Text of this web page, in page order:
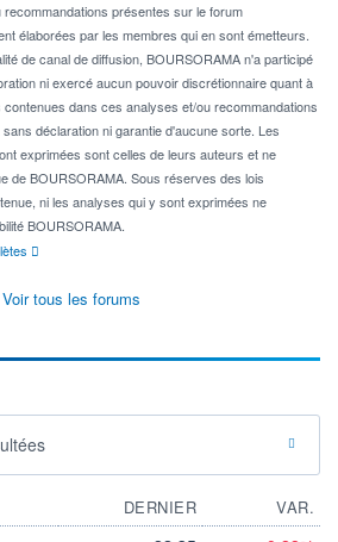
présentes sur le forum
élaborées par les membres qui en sont émetteurs.
de canal de diffusion, BOURSORAMA n'a participé
ni exercé aucun pouvoir discrétionnaire quant à
dans ces analyses et/ou recommandations
déclaration ni garantie d'aucune sorte. Les
exprimées sont celles de leurs auteurs et ne
de BOURSORAMA. Sous réserves des lois
ni les analyses qui y sont exprimées ne
BOURSORAMA.
Voir tous les forums
DERNIER
VAR.